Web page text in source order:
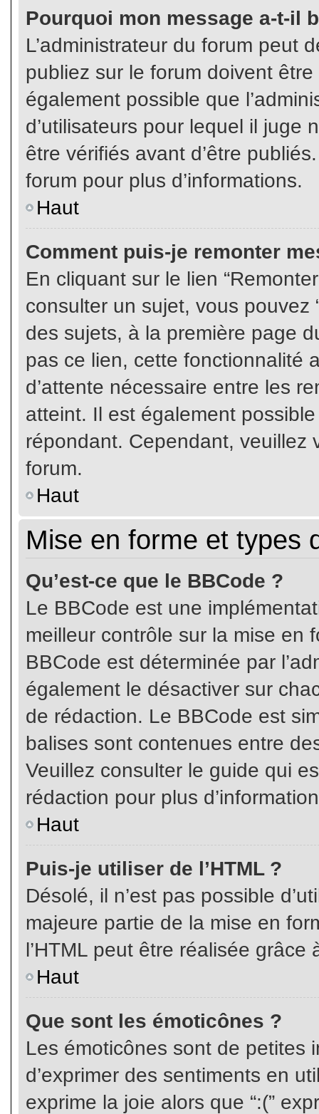
Pourquoi mon message a-t-il
L’administrateur du forum peut
publiez sur le forum doivent
également possible que
d’utilisateurs pour lequel il juge
être vérifiés avant d’être
forum pour plus d’informations.
Haut
Comment puis-je remonter
En cliquant sur le lien
consulter un sujet, vous pouvez
des sujets, à la première page
pas ce lien, cette fonctionnalité
d’attente nécessaire entre les
atteint. Il est également
répondant. Cependant, veuillez
forum.
Haut
Mise en forme et types
Qu’est-ce que le BBCode ?
Le BBCode est une
meilleur contrôle sur la mise en
BBCode est déterminée par
également le désactiver sur
de rédaction. Le BBCode est
balises sont contenues entre
Veuillez consulter le guide qui
rédaction pour plus
Haut
Puis-je utiliser de l’HTML ?
Désolé, il n’est pas possible
majeure partie de la mise en
l’HTML peut être réalisée grâce
Haut
Que sont les émoticônes ?
Les émoticônes sont de petites
d’exprimer des sentiments en
exprime la joie alors que “:(”